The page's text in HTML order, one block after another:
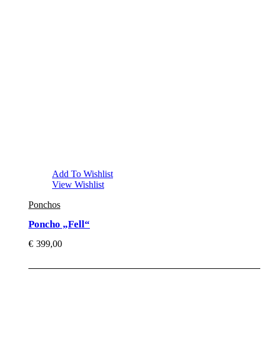
Add To Wishlist
View Wishlist
Ponchos
Poncho „Fell“
€ 399,00